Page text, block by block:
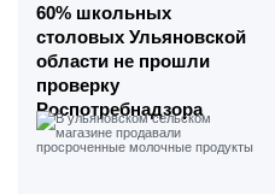
60% школьных
столовых Ульяновской
области не прошли
проверку
Роспотребнадзора